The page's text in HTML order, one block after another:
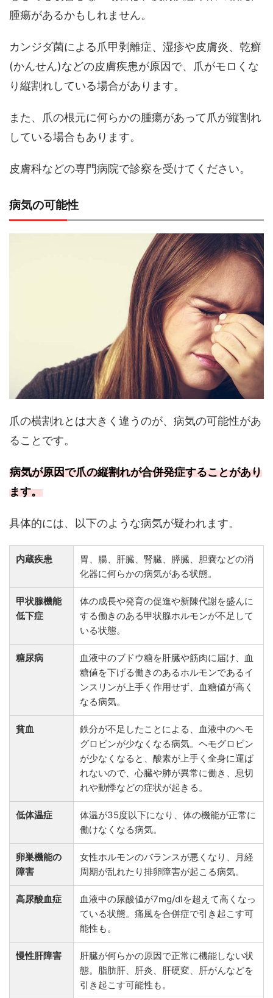
腫瘍があるかもしれません。
カンジダ菌による爪甲剥離症、湿疹や皮膚炎、乾癬
(かんせん)などの皮膚疾患が原因で、爪がモロくな
り縦割れしている場合があります。
また、爪の根元に何らかの腫瘍があって爪が縦割れ
している場合もあります。
皮膚科などの専門病院で診察を受けてください。
病気の可能性
爪の横割れとは大きく違うのが、病気の可能性があ
ることです。
病気が原因で爪の縦割れが合併発症することがあり
ます。
具体的には、以下のような病気が疑われます。
内蔵疾患
胃、腸、肝臓、腎臓、膵臓、胆嚢などの消
化器に何らかの病気がある状態。
甲状腺機能
低下症
体の成長や発育の促進や新陳代謝を盛んに
する働きのある甲状腺ホルモンが不足して
いる状態。
糖尿病
血液中のブドウ糖を肝臓や筋肉に届け、血
糖値を下げる働きのあるホルモンであるイ
ンスリンが上手く作用せず、血糖値が高く
なる病気。
貧血
鉄分が不足したことによる、血液中のヘモ
グロビンが少なくなる病気。ヘモグロビン
が少なくなると、酸素が上手く全身に運ば
れないので、心臓や肺が異常に働き、息切
れや動悸などの症状が起きる。
低体温症
体温が35度以下になり、体の機能が正常に
働けなくなる病気。
卵巣機能の
障害
女性ホルモンのバランスが悪くなり、月経
周期が乱れたり排卵障害が起こる病気。
高尿酸血症
血液中の尿酸値が7mg/dlを超えて高くなっ
ている状態。痛風を合併症で引き起こす可
能性も。
慢性肝障害
肝臓が何らかの原因で正常に機能しない状
態。脂肪肝、肝炎、肝硬変、肝がんなどを
引き起こす可能性も。